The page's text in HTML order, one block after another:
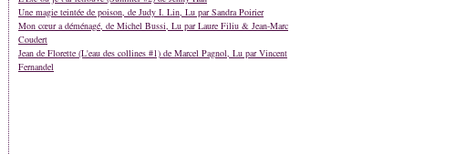
Une magie teintée de poison, de Judy I. Lin, Lu par Sandra Poirier
Mon cœur a déménagé, de Michel Bussi, Lu par Laure Filiu & Jean-Marc
Coudert
Jean de Florette (L'eau des collines #1) de Marcel Pagnol, Lu par Vincent
Fernandel